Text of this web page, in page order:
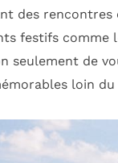
des rencontres
festifs comme
seulement de
loin